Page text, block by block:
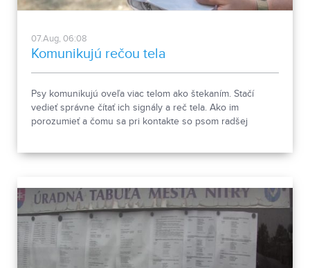
07.Aug, 06:08
Komunikujú rečou tela
Psy komunikujú oveľa viac telom ako štekaním. Stačí
vedieť správne čítať ich signály a reč tela. Ako im
porozumieť a čomu sa pri kontakte so psom radšej